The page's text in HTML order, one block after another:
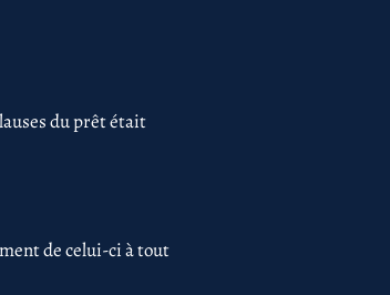
du prêt était
de celui-ci à tout